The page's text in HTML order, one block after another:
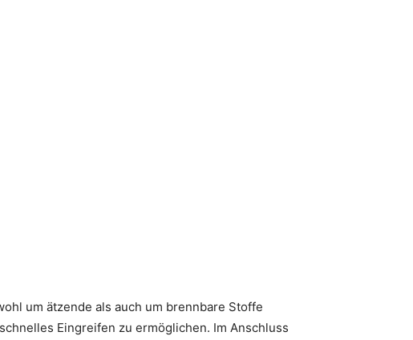
um ätzende als auch um brennbare Stoffe
Eingreifen zu ermöglichen. Im Anschluss